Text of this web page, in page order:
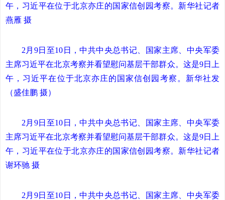
午，习近平在位于北京亦庄的国家信创园考察。新华社记者
燕雁 摄
2月9日至10日，中共中央总书记、国家主席、中央军委
主席习近平在北京考察并看望慰问基层干部群众。这是9日上
午，习近平在位于北京亦庄的国家信创园考察。新华社发
（盛佳鹏 摄）
2月9日至10日，中共中央总书记、国家主席、中央军委
主席习近平在北京考察并看望慰问基层干部群众。这是9日上
午，习近平在位于北京亦庄的国家信创园考察。新华社记者
谢环驰 摄
2月9日至10日，中共中央总书记、国家主席、中央军委